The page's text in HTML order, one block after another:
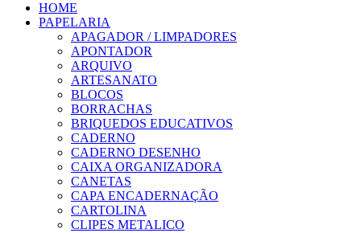
HOME
PAPELARIA
APAGADOR / LIMPADORES
APONTADOR
ARQUIVO
ARTESANATO
BLOCOS
BORRACHAS
BRIQUEDOS EDUCATIVOS
CADERNO
CADERNO DESENHO
CAIXA ORGANIZADORA
CANETAS
CAPA ENCADERNAÇÃO
CARTOLINA
CLIPES METALICO